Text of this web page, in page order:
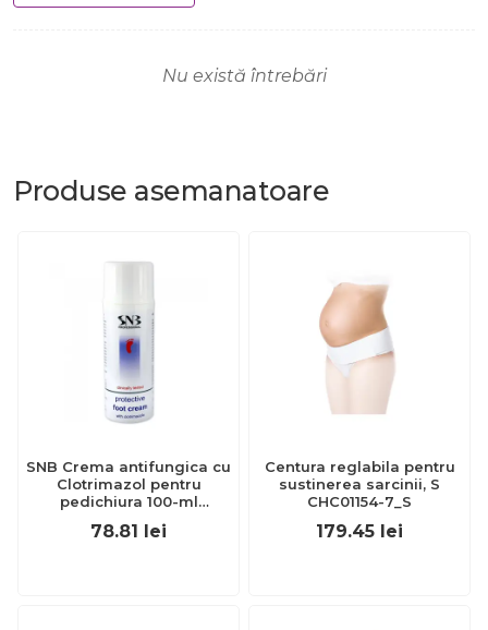
Nu există întrebări
Produse asemanatoare
SNB Crema antifungica cu
Clotrimazol pentru
pedichiura 100-ml
EXL359_918
78.81 lei
Centura reglabila pentru
sustinerea sarcinii, S
CHC01154-7_S
179.45 lei